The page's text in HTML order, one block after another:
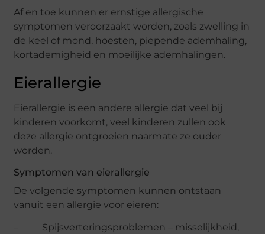
Af en toe kunnen er ernstige allergische
symptomen veroorzaakt worden, zoals zwelling in
de keel of mond, hoesten, piepende ademhaling,
kortademigheid en moeilijke ademhalingen.
Eierallergie
Eierallergie is een andere allergie dat veel bij
kinderen voorkomt, veel kinderen zullen ook
deze allergie ontgroeien naarmate ze ouder
worden.
Symptomen van eierallergie
De volgende symptomen kunnen ontstaan
vanuit een allergie voor eieren:
– Spijsverteringsproblemen – misselijkheid,